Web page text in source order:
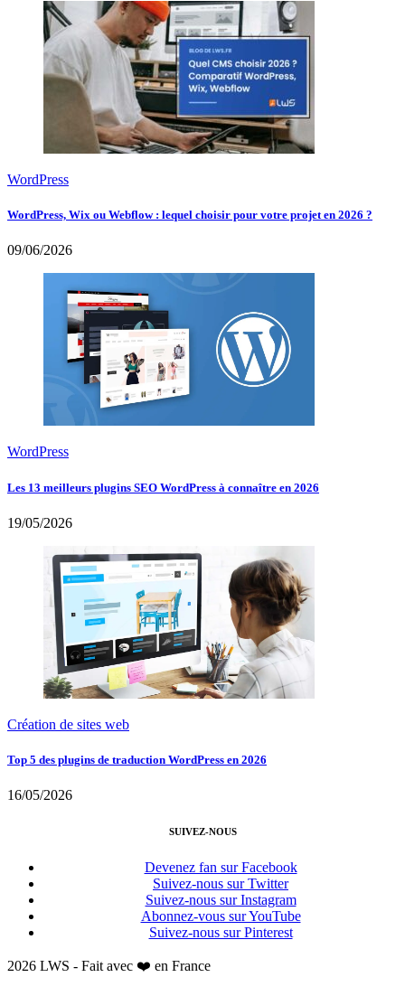
WordPress
WordPress, Wix ou Webflow : lequel choisir pour votre projet en 2026 ?
09/06/2026
WordPress
Les 13 meilleurs plugins SEO WordPress à connaître en 2026
19/05/2026
Création de sites web
Top 5 des plugins de traduction WordPress en 2026
16/05/2026
SUIVEZ-NOUS
Devenez fan sur Facebook
Suivez-nous sur Twitter
Suivez-nous sur Instagram
Abonnez-vous sur YouTube
Suivez-nous sur Pinterest
2026 LWS - Fait avec ❤️ en France